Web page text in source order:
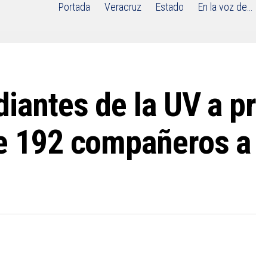
Portada Veracruz Estado En la voz de…
de la UV a
192 compañeros